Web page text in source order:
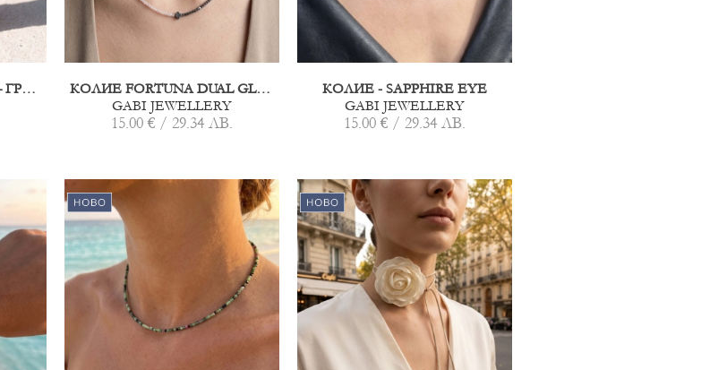
FORTUNA ZIRCONIUM – ГРИВНА ЗА ГЛЕЗЕН БЯЛА
КОЛИЕ FORTUNА DUAL GLOW БЯЛО
GABI JEWELLERY
15.00 € / 29.34 ЛВ.
КОЛИЕ - SAPPHIRE EYE
GABI JEWELLERY
15.00 € / 29.34 ЛВ.